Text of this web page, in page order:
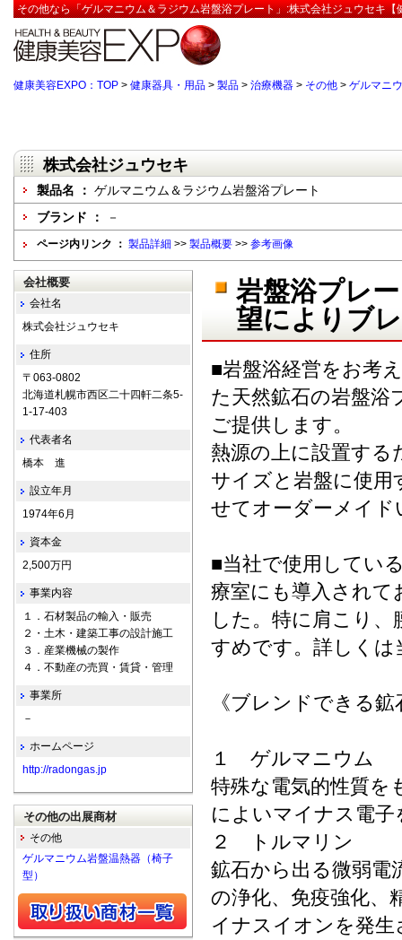
その他なら「ゲルマニウム＆ラジウム岩盤浴プレート」:株式会社ジュウセキ【
健康美容EXPO：TOP > 健康器具・用品 > 製品 > 治療機器 > その他 > ゲルマニ
株式会社ジュウセキ
製品名 ： ゲルマニウム＆ラジウム岩盤浴プレート
ブランド ：
－
ページ内リンク ： 製品詳細 >> 製品概要 >> 参考画像
岩盤浴プレ
望によりブ
■岩盤浴経営をお考
た天然鉱石の岩盤浴
ご提供します。
熱源の上に設置する
サイズと岩盤に使用
せてオーダーメイド
■当社で使用してい
療室にも導入され
した。特に肩こり、
すめです。詳しくは
《ブレンドできる
１ ゲルマニウム
特殊な電気的性質を
によいマイナス電
２ トルマリン
鉱石から出る微弱電
の浄化、免疫強化、
イナスイオンを発
会社概要
会社名
株式会社ジュウセキ
住所
〒063-0802
北海道札幌市西区二十四軒二条5-
1-17-403
代表者名
橋本 進
設立年月
1974年6月
資本金
2,500万円
事業内容
１．石材製品の輸入・販売
２・土木・建築工事の設計施工
３．産業機械の製作
４．不動産の売買・賃貸・管理
事業所
－
ホームページ
http://radongas.jp
その他の出展商材
その他
ゲルマニウム岩盤温熱器（椅子
型）